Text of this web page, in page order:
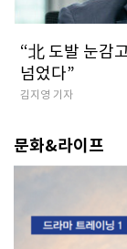
​“北 도발 눈감
넘었다”
김지영 기자
문화&라이프